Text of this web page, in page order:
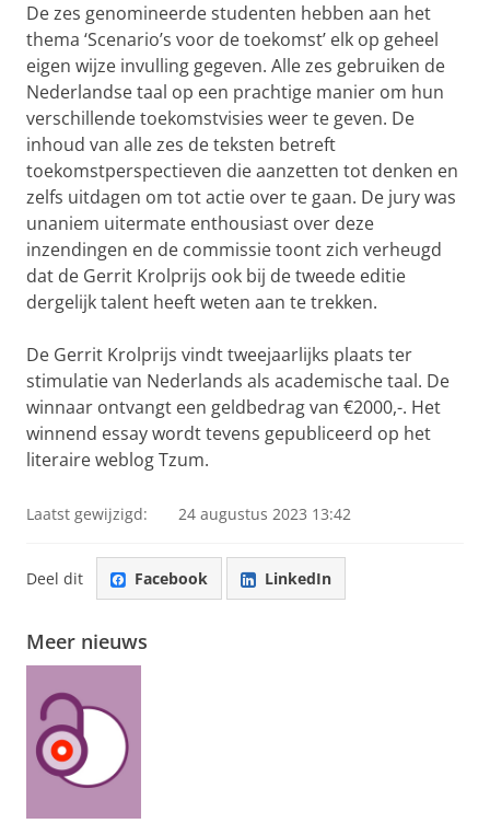
De zes genomineerde studenten hebben aan het
thema ‘Scenario’s voor de toekomst’ elk op geheel
eigen wijze invulling gegeven. Alle zes gebruiken de
Nederlandse taal op een prachtige manier om hun
verschillende toekomstvisies weer te geven. De
inhoud van alle zes de teksten betreft
toekomstperspectieven die aanzetten tot denken en
zelfs uitdagen om tot actie over te gaan. De jury was
unaniem uitermate enthousiast over deze
inzendingen en de commissie toont zich verheugd
dat de Gerrit Krolprijs ook bij de tweede editie
dergelijk talent heeft weten aan te trekken.
De Gerrit Krolprijs vindt tweejaarlijks plaats ter
stimulatie van Nederlands als academische taal. De
winnaar ontvangt een geldbedrag van €2000,-. Het
winnend essay wordt tevens gepubliceerd op het
literaire weblog Tzum.
Laatst gewijzigd: 24 augustus 2023 13:42
Deel dit Facebook LinkedIn
Meer nieuws